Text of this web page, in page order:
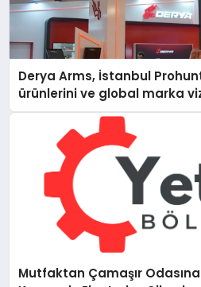
Derya Arms, İstanbul
ürünlerini ve global marka
Mutfaktan Çamaşır